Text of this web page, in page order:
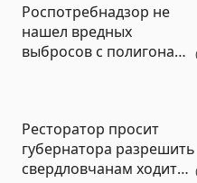
Роспотребнадзор не
нашел вредных
выбросов с полигона
Ресторатор просит
губернатора разрешить
свердловчанам ходить